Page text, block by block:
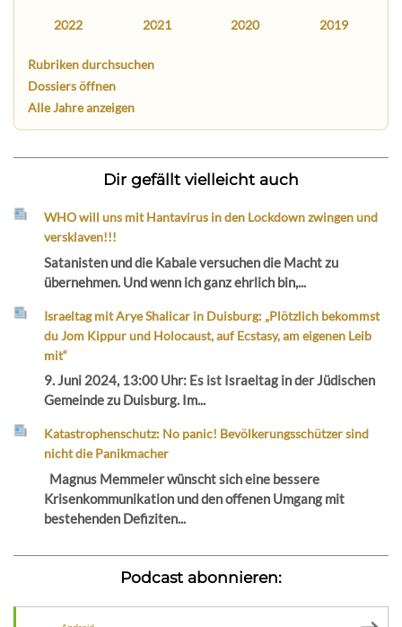
2022 2021 2020 2019
Rubriken durchsuchen
Dossiers öffnen
Alle Jahre anzeigen
Dir gefällt vielleicht auch
WHO will uns mit Hantavirus in den Lockdown zwingen und
versklaven!!!
Satanisten und die Kabale versuchen die Macht zu
übernehmen. Und wenn ich ganz ehrlich bin,...
Israeltag mit Arye Shalicar in Duisburg: „Plötzlich bekommst
du Jom Kippur und Holocaust, auf Ecstasy, am eigenen Leib
mit“
9. Juni 2024, 13:00 Uhr: Es ist Israeltag in der Jüdischen
Gemeinde zu Duisburg. Im...
Katastrophenschutz: No panic! Bevölkerungsschützer sind
nicht die Panikmacher
Magnus Memmeler wünscht sich eine bessere
Krisenkommunikation und den offenen Umgang mit
bestehenden Defiziten...
Podcast abonnieren: